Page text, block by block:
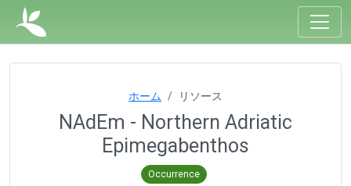
ホーム リソース
NAdEm - Northern Adriatic
Epimegabenthos
Occurrence